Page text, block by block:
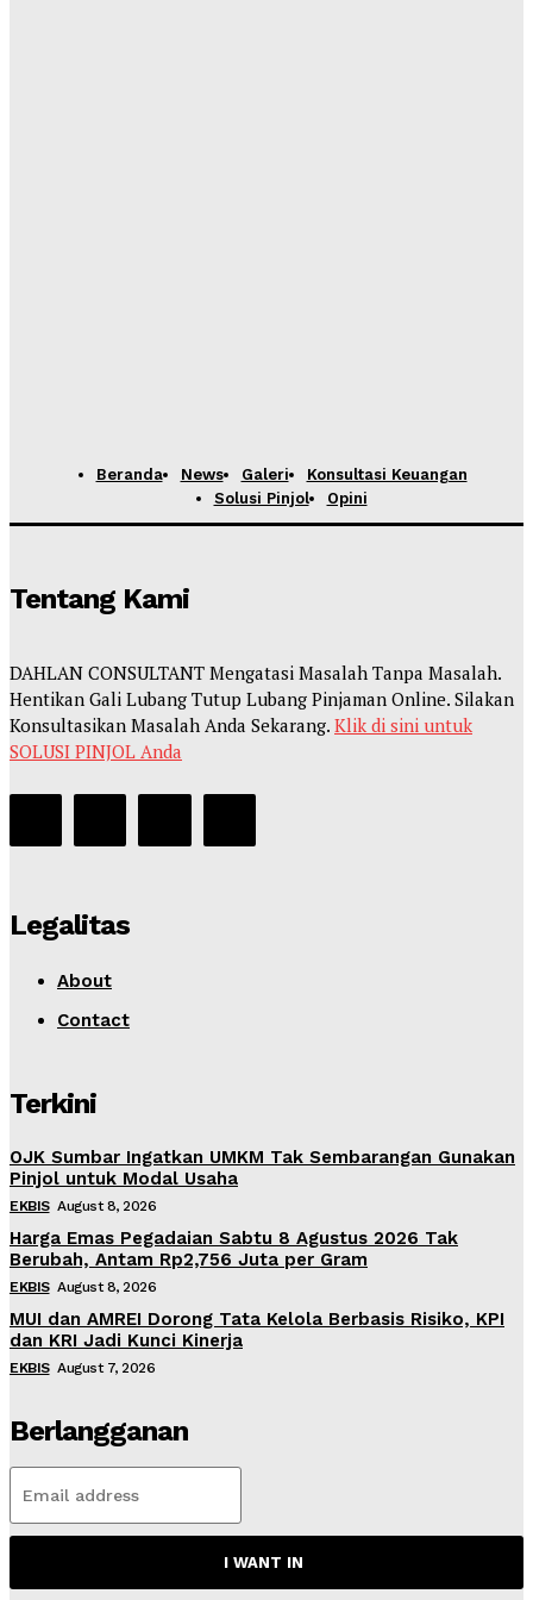
Beranda News Galeri
Konsultasi Keuangan
Solusi Pinjol
Opini
Tentang Kami
DAHLAN CONSULTANT Mengatasi Masalah Tanpa Masalah.
Hentikan Gali Lubang Tutup Lubang Pinjaman Online. Silakan
Konsultasikan Masalah Anda Sekarang. Klik di sini untuk
SOLUSI PINJOL Anda
Legalitas
About
Contact
Terkini
OJK Sumbar Ingatkan UMKM Tak Sembarangan Gunakan
Pinjol untuk Modal Usaha
EKBIS August 8, 2026
Harga Emas Pegadaian Sabtu 8 Agustus 2026 Tak
Berubah, Antam Rp2,756 Juta per Gram
EKBIS August 8, 2026
MUI dan AMREI Dorong Tata Kelola Berbasis Risiko, KPI
dan KRI Jadi Kunci Kinerja
EKBIS August 7, 2026
Berlangganan
I WANT IN